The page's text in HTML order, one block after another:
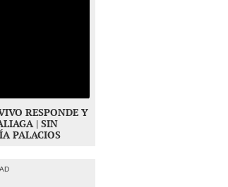
RESPONDE Y
| SIN
PALACIOS